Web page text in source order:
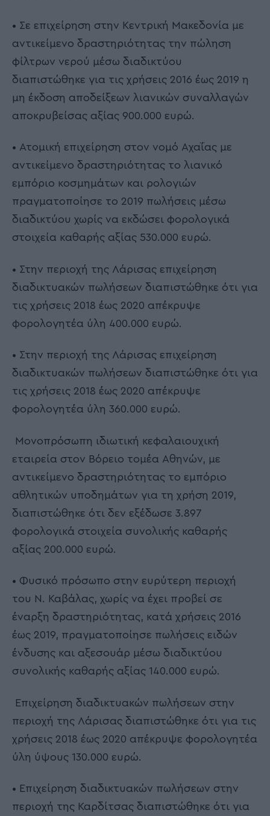
• Σε επιχείρηση στην Κεντρική Μακεδονία με
αντικείμενο δραστηριότητας την πώληση
φίλτρων νερού μέσω διαδικτύου
διαπιστώθηκε για τις χρήσεις 2016 έως 2019 η
μη έκδοση αποδείξεων λιανικών συναλλαγών
αποκρυβείσας αξίας 900.000 ευρώ.
• Ατομική επιχείρηση στον νομό Αχαΐας με
αντικείμενο δραστηριότητας το λιανικό
εμπόριο κοσμημάτων και ρολογιών
πραγματοποίησε το 2019 πωλήσεις μέσω
διαδικτύου χωρίς να εκδώσει φορολογικά
στοιχεία καθαρής αξίας 530.000 ευρώ.
• Στην περιοχή της Λάρισας επιχείρηση
διαδικτυακών πωλήσεων διαπιστώθηκε ότι για
τις χρήσεις 2018 έως 2020 απέκρυψε
φορολογητέα ύλη 400.000 ευρώ.
• Στην περιοχή της Λάρισας επιχείρηση
διαδικτυακών πωλήσεων διαπιστώθηκε ότι για
τις χρήσεις 2018 έως 2020 απέκρυψε
φορολογητέα ύλη 360.000 ευρώ.
Μονοπρόσωπη ιδιωτική κεφαλαιουχική
εταιρεία στον Βόρειο τομέα Αθηνών, με
αντικείμενο δραστηριότητας το εμπόριο
αθλητικών υποδημάτων για τη χρήση 2019,
διαπιστώθηκε ότι δεν εξέδωσε 3.897
φορολογικά στοιχεία συνολικής καθαρής
αξίας 200.000 ευρώ.
• Φυσικό πρόσωπο στην ευρύτερη περιοχή
του Ν. Καβάλας, χωρίς να έχει προβεί σε
έναρξη δραστηριότητας, κατά χρήσεις 2016
έως 2019, πραγματοποίησε πωλήσεις ειδών
ένδυσης και αξεσουάρ μέσω διαδικτύου
συνολικής καθαρής αξίας 140.000 ευρώ.
Επιχείρηση διαδικτυακών πωλήσεων στην
περιοχή της Λάρισας διαπιστώθηκε ότι για τις
χρήσεις 2018 έως 2020 απέκρυψε φορολογητέα
ύλη ύψους 130.000 ευρώ.
• Επιχείρηση διαδικτυακών πωλήσεων στην
περιοχή της Καρδίτσας διαπιστώθηκε ότι για